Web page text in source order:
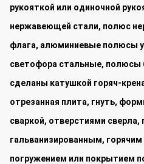
рукояткой или одиночной
нержавеющей стали, полюс
флага, алюминиевые полюсы
светофора стальные, полюсы
сделаны катушкой горяч-
отрезанная плита, гнуть,
сваркой, отверстиями сверла,
гальванизированным,
погружением или покрытием